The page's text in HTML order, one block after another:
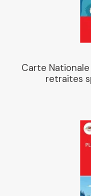
Carte
retraites